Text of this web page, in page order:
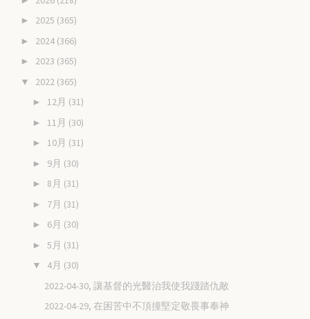
► 2025 (365)
► 2024 (366)
► 2023 (365)
▼ 2022 (365)
► 12月 (31)
► 11月 (30)
► 10月 (31)
► 9月 (30)
► 8月 (31)
► 7月 (31)
► 6月 (30)
► 5月 (31)
▼ 4月 (30)
2022-04-30, 讓基督的光醫治我使我踐踏仇敵
2022-04-29, 在困苦中不頂撞堅定敬畏事奉神